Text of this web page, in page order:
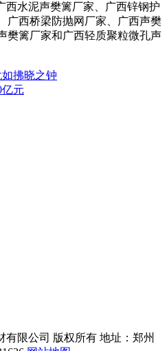
西水泥声樊篱厂家、广西锌钢护
广西桥梁防抛网厂家、广西声樊
樊篱厂家和广西轻质聚粒微孔声
拂晓之钟
元
有限公司 版权所有 地址：郑州